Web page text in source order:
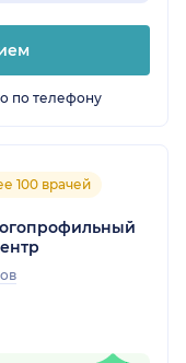
по телефону
100 врачей